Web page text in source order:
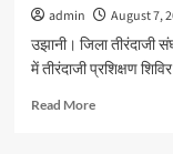
admin
August 7,
उझानी। जिला तीरंदाजी
में तीरंदाजी प्रशिक्षण
Read MoreRead